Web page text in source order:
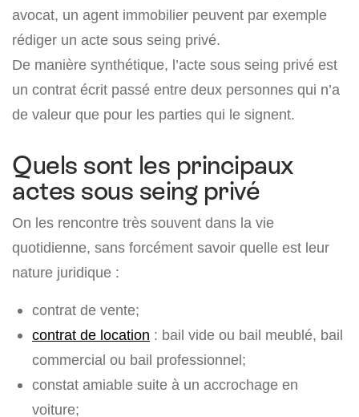
avocat, un agent immobilier peuvent par exemple
rédiger un acte sous seing privé.
De manière synthétique, l’acte sous seing privé est
un contrat écrit passé entre deux personnes qui n’a
de valeur que pour les parties qui le signent.
Quels sont les principaux
actes sous seing privé
On les rencontre très souvent dans la vie
quotidienne, sans forcément savoir quelle est leur
nature juridique :
contrat de vente;
contrat de location : bail vide ou bail meublé, bail
commercial ou bail professionnel;
constat amiable suite à un accrochage en
voiture;